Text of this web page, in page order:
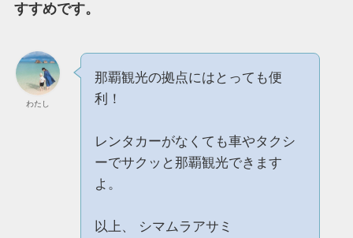
すすめです。
わたし
那覇観光の拠点にはとっても便
利！
レンタカーがなくても車やタクシ
ーでサクッと那覇観光できます
よ。
以上、 シマムラアサミ